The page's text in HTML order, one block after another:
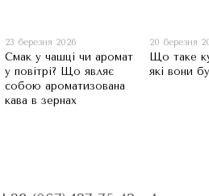
23 березня 2026
Смак у чашці чи аромат
у повітрі? Що являє
собою ароматизована
кава в зернах
20 березня
Що таке
які вони